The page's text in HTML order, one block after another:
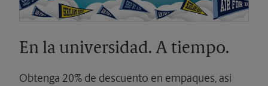
En la universidad. A tiempo.
Obtenga 20% de descuento en empaques, así